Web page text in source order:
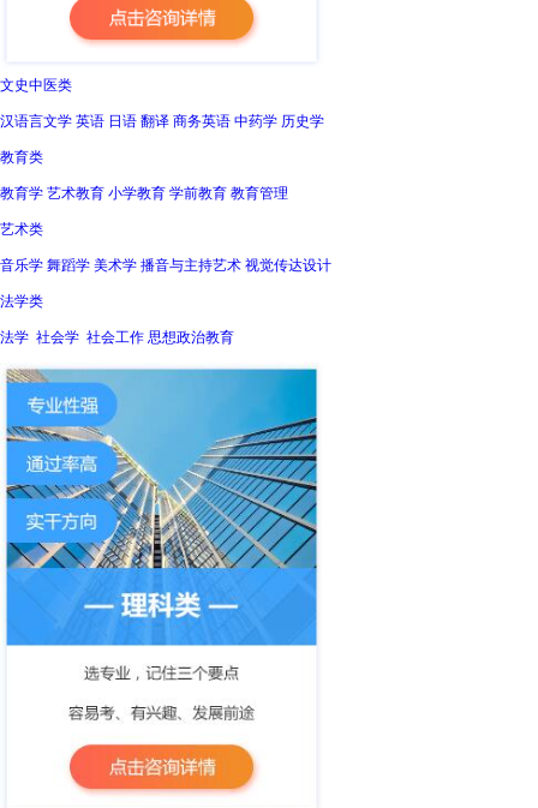
文史中医类
汉语言文学 英语 日语 翻译 商务英语 中药学 历史学
教育类
教育学 艺术教育 小学教育 学前教育 教育管理
艺术类
音乐学 舞蹈学 美术学 播音与主持艺术 视觉传达设计
法学类
法学 社会学 社会工作 思想政治教育